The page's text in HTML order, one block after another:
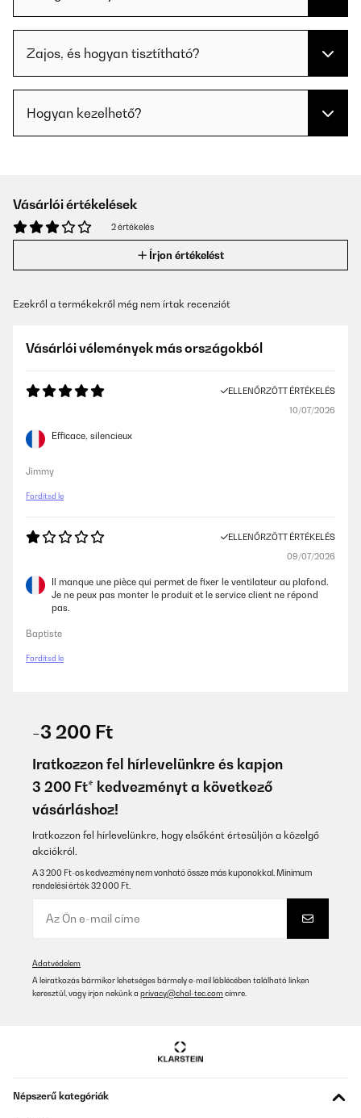
Zajos, és hogyan tisztítható?
Hogyan kezelhető?
Vásárlói értékelések
2 értékelés
Írjon értékelést
Ezekről a termékekről még nem írtak recenziót
Vásárlói vélemények más országokból
ELLENŐRZÖTT ÉRTÉKELÉS
10/07/2026
Efficace, silencieux
Jimmy
Fordítsd le
ELLENŐRZÖTT ÉRTÉKELÉS
09/07/2026
Il manque une pièce qui permet de fixer le ventilateur au plafond.
Je ne peux pas monter le produit et le service client ne répond
pas.
Baptiste
Fordítsd le
-3 200 Ft
Iratkozzon fel hírlevelünkre és kapjon
3 200 Ft* kedvezményt a következő
vásárláshoz!
Iratkozzon fel hírlevelünkre, hogy elsőként értesüljön a közelgő
akciókról.
A 3 200 Ft-os kedvezmény nem vonható össze más kuponokkal. Minimum
rendelési érték 32 000 Ft.
Adatvédelem
A leiratkozás bármikor lehetséges bármely e-mail láblécében található linken
keresztül, vagy írjon nekünk a privacy@chal-tec.com címre.
Népszerű kategóriák